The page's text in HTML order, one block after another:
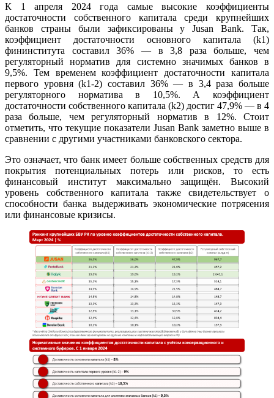
К 1 апреля 2024 года самые высокие коэффициенты
достаточности собственного капитала среди крупнейших
банков страны были зафиксированы у Jusan Bank. Так,
коэффициент достаточности основного капитала (k1)
фининститута составил 36% — в 3,8 раза больше, чем
регуляторный норматив для системно значимых банков в
9,5%. Тем временем коэффициент достаточности капитала
первого уровня (k1-2) составил 36% — в 3,4 раза больше
регуляторного норматива в 10,5%. А коэффициент
достаточности собственного капитала (k2) достиг 47,9% — в 4
раза больше, чем регуляторный норматив в 12%. Стоит
отметить, что текущие показатели Jusan Bank заметно выше в
сравнении с другими участниками банковского сектора.
Это означает, что банк имеет больше собственных средств для
покрытия потенциальных потерь или рисков, то есть
финансовый институт максимально защищён. Высокий
уровень собственного капитала также свидетельствует о
способности банка выдерживать экономические потрясения
или финансовые кризисы.